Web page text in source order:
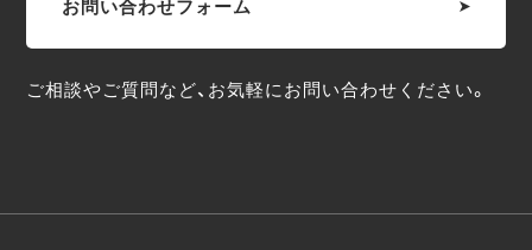
お問い合わせフォーム
ご相談やご質問など、お気軽にお問い合わせください。